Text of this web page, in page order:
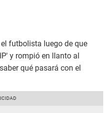
futbolista luego de que
y rompió en llanto al
qué pasará con el